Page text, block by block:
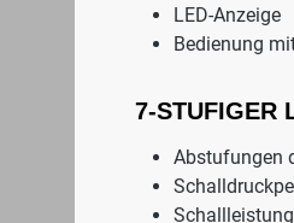
LED-Anzeige
Bedienung
7-STUFIGER
Abstufungen